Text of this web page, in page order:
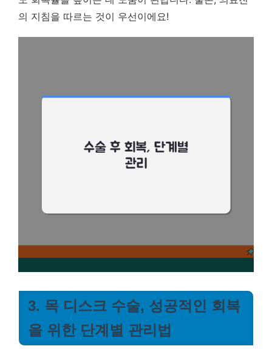
의 지침을 따르는 것이 우선이에요!
3. 목 디스크 수술, 성공적인 회복
을 위한 단계별 관리법